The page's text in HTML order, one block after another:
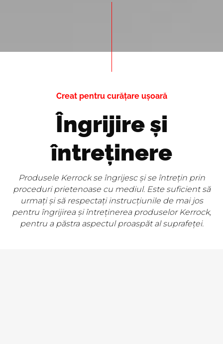
Creat pentru curățare ușoară
Îngrijire și
întreținere
Produsele Kerrock se îngrijesc și se întrețin prin
proceduri prietenoase cu mediul. Este suficient să
urmați și să respectați instrucțiunile de mai jos
pentru îngrijirea și întreținerea produselor Kerrock,
pentru a păstra aspectul proaspăt al suprafeței.